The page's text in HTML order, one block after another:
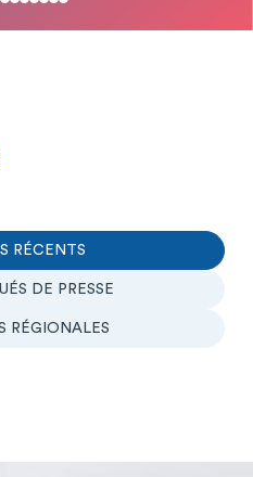
RÉCENTS
DE PRESSE
RÉGIONALES